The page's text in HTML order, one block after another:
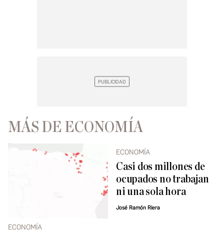
MÁS DE ECONOMÍA
ECONOMÍA
ECONOMÍA
Casi dos millones de
ocupados no trabajan
ni una sola hora
José Ramón Riera